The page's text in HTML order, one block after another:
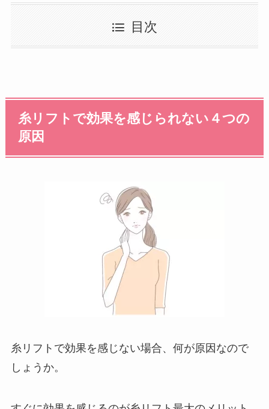
目次
糸リフトで効果を感じられない４つの
原因
糸リフトで効果を感じない場合、何が原因なので
しょうか。